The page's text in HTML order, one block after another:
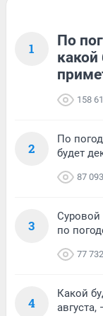
1
По
158
2
По
будет
87 093
3
Суровой
по
77 732
4
Какой